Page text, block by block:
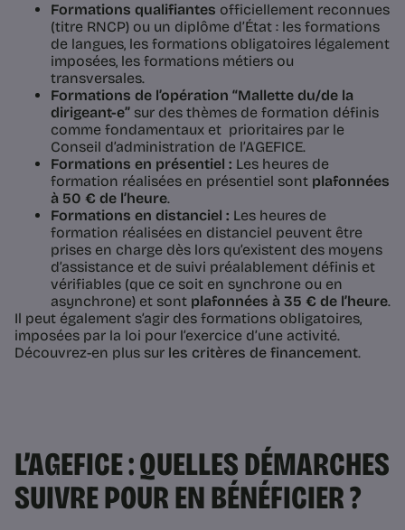
Formations qualifiantes officiellement reconnues
(titre RNCP) ou un diplôme d’État : les formations
de langues, les formations obligatoires légalement
imposées, les formations métiers ou
transversales.
Formations de l’opération “Mallette du/de la
dirigeant-e” sur des thèmes de formation définis
comme fondamentaux et prioritaires par le
Conseil d’administration de l’AGEFICE.
Formations en présentiel : Les heures de
formation réalisées en présentiel sont plafonnées
à 50 € de l’heure.
Formations en distanciel : Les heures de
formation réalisées en distanciel peuvent être
prises en charge dès lors qu’existent des moyens
d’assistance et de suivi préalablement définis et
vérifiables (que ce soit en synchrone ou en
asynchrone) et sont plafonnées à 35 € de l’heure.
Il peut également s’agir des formations obligatoires,
imposées par la loi pour l’exercice d’une activité.
Découvrez-en plus sur les critères de financement.
L’AGEFICE : QUELLES DÉMARCHES
SUIVRE POUR EN BÉNÉFICIER ?